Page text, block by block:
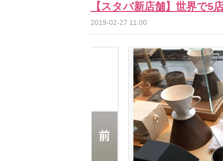
【スタバ新店舗】世界で5
2019-02-27 11:00